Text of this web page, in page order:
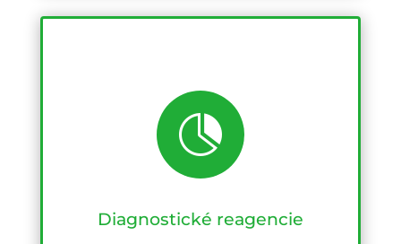

Diagnostické reagencie